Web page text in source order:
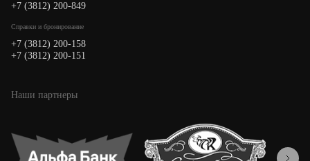
+7 (3812) 200-849
Cправки и бронирование
+7 (3812) 200-158
+7 (3812) 200-151
Наши партнеры